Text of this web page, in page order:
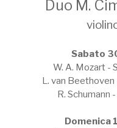
Duo M.
Sabato
W. A. Mozart -
L. van
R. Schumann
Domenica